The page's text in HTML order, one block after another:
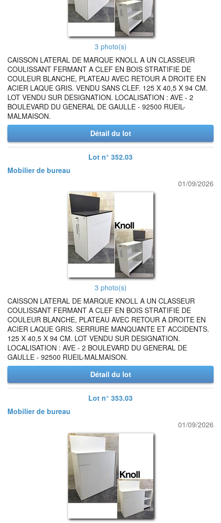
3 photo(s)
CAISSON LATERAL DE MARQUE KNOLL A UN CLASSEUR
COULISSANT FERMANT A CLEF EN BOIS STRATIFIE DE
COULEUR BLANCHE, PLATEAU AVEC RETOUR A DROITE EN
ACIER LAQUE GRIS. VENDU SANS CLEF. 125 X 40,5 X 94 CM.
LOT VENDU SUR DESIGNATION. LOCALISATION : AVE - 2
BOULEVARD DU GENERAL DE GAULLE - 92500 RUEIL-
MALMAISON.
Détail du lot
Lot n° 352.03
Mobilier de bureau
01/09/2026
3 photo(s)
CAISSON LATERAL DE MARQUE KNOLL A UN CLASSEUR
COULISSANT FERMANT A CLEF EN BOIS STRATIFIE DE
COULEUR BLANCHE, PLATEAU AVEC RETOUR A DROITE EN
ACIER LAQUE GRIS. SERRURE MANQUANTE ET ACCIDENTS.
125 X 40,5 X 94 CM. LOT VENDU SUR DESIGNATION.
LOCALISATION : AVE - 2 BOULEVARD DU GENERAL DE
GAULLE - 92500 RUEIL-MALMAISON.
Détail du lot
Lot n° 353.03
Mobilier de bureau
01/09/2026